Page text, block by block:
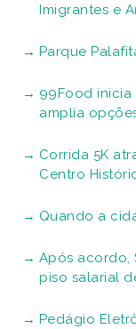
Imigrantes e
Parque
99Food inicia
amplia
Corrida 5K
Centro
Quando a
Após acordo,
piso salarial
Pedágio